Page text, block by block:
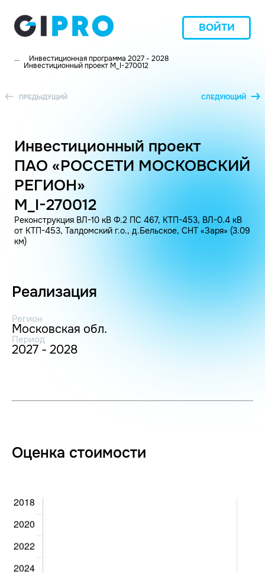
ВОЙТИ
... Инвестиционная программа 2027 - 2028
Инвестиционный проект M_I-270012
ПРЕДЫДУЩИЙ СЛЕДУЮЩИЙ
Инвестиционный проект
ПАО «РОССЕТИ МОСКОВСКИЙ
РЕГИОН»
M_I-270012
Реконструкция ВЛ-10 кВ Ф.2 ПС 467, КТП-453, ВЛ-0.4 кВ
от КТП-453, Талдомский г.о., д.Бельское, СНТ «Заря» (3.09
км)
Реализация
Регион
Московская обл.
Период
2027 - 2028
Оценка стоимости